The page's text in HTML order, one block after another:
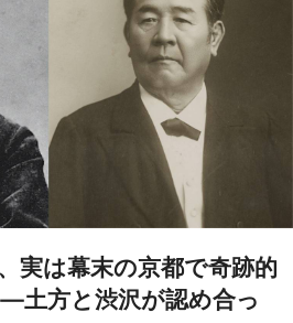
実は幕末の京都で奇跡的
土方と渋沢が認め合っ